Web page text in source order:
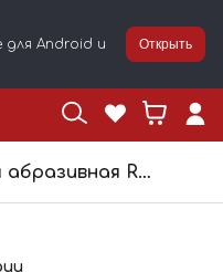
для Android и
Открыть
Губка односторонняя абразивная RADEX MEDIUM ( P80-P100 ) 320180